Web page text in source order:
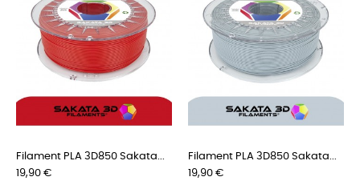
Filament PLA 3D850 Sakata...
Preis
19,90 €
Filament PLA 3D850 Sakata...
Preis
19,90 €